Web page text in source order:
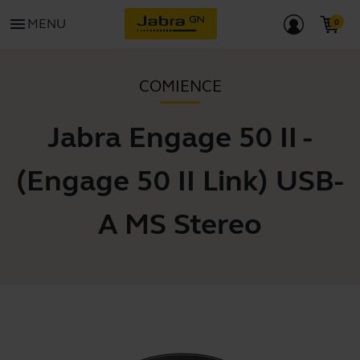
menu MENU
COMIENCE
Jabra Engage 50 II -
(Engage 50 II Link) USB-
A MS Stereo